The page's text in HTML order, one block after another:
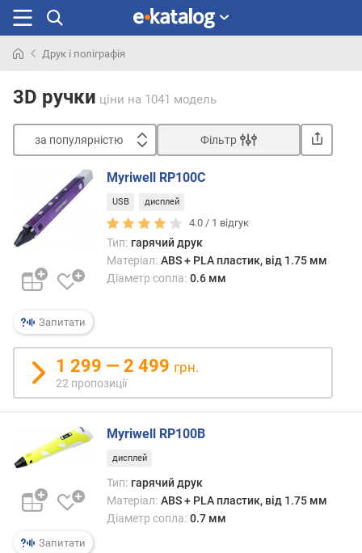
раніше
Друк і поліграфія
3D ручки ціни на 1041 модель
за популярністю
а
п
о
у
л
р
с
ю
в
і
д
е
е
Фільтр
Запитати
Myriwell RP100C
USB дисплей
4.0 / 1 відгук
Тип: гарячий друк
Матеріал: ABS + PLA пластик, від 1.75 мм
Діаметр сопла: 0.6 мм
1 299 — 2 499 грн.
22 пропозиції
Запитати
Myriwell RP100B
дисплей
Тип: гарячий друк
Матеріал: ABS + PLA пластик, від 1.75 мм
Діаметр сопла: 0.7 мм